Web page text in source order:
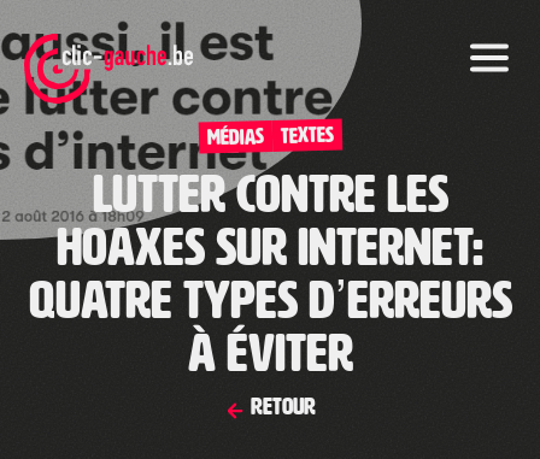
to
the
content
Médias TEXTES
Lutter contre les
hoaxes sur internet:
Quatre types d’erreurs
à éviter
Retour